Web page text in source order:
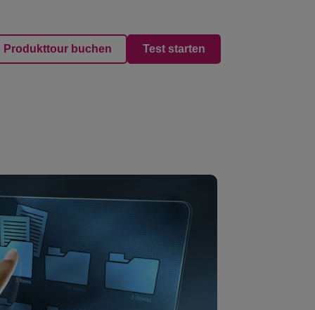
Produkttour buchen Test starten